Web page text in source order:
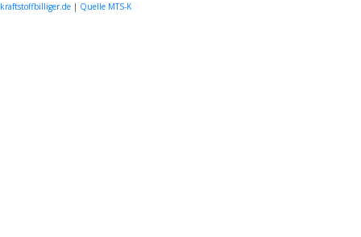
kraftstoffbilliger.de | Quelle MTS-K